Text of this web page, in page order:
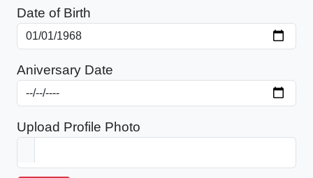
Date of Birth
Aniversary Date
Upload Profile Photo